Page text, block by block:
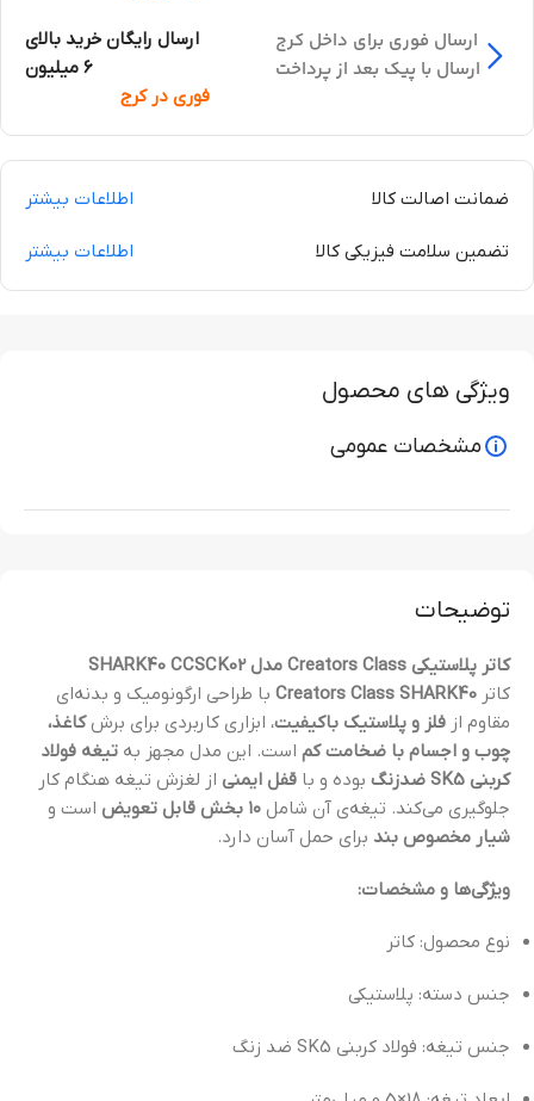
ارسال فوری برای داخل کرج
ارسال با پیک بعد از پرداخت
ارسال رایگان خرید بالای
6 میلیون
فوری در کرج
ضمانت اصالت کالا اطلاعات بیشتر
تضمین سلامت فیزیکی کالا اطلاعات بیشتر
توضیحات
کاتر پلاستیکی Creators Class مدل SHARK40 CCSCK02
کاتر Creators Class SHARK40 با طراحی ارگونومیک و بدنه‌ای
مقاوم از فلز و پلاستیک باکیفیت، ابزاری کاربردی برای برشکاغذ،
چوب و اجسام با ضخامت کم است. این مدل مجهز به تیغه فولاد
کربنی SK5 ضدزنگ
بوده و با قفل ایمنی از لغزش تیغه هنگام کار
جلوگیری می‌کند. تیغه‌ی آن شامل ۱۰ بخش قابل تعویض
است و
شیار مخصوص بند برای حمل آسان دارد.
ویژگی‌ها و مشخصات:
نوع محصول: کاتر
جنس دسته: پلاستیکی
جنس تیغه: فولاد کربنی SK5 ضد زنگ
ویژگی های محصول
مشخصات عمومی